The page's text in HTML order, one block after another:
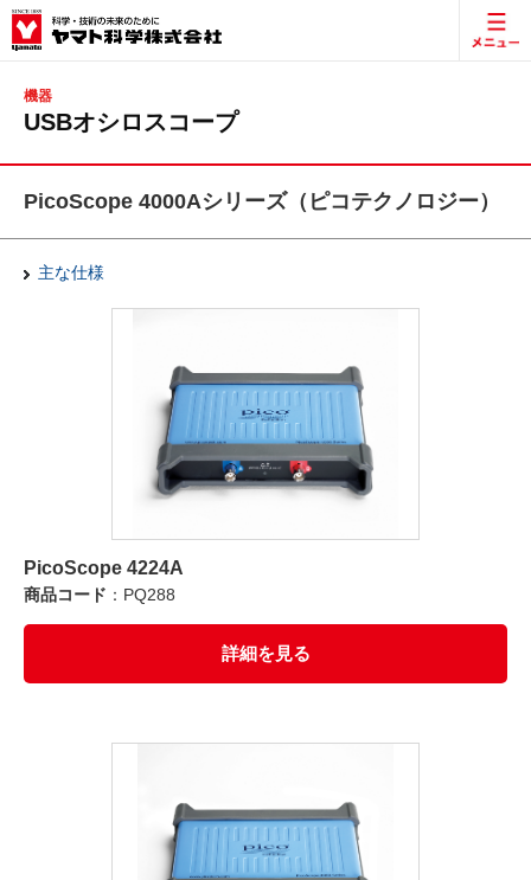
機器
USBオシロスコープ
PicoScope 4000Aシリーズ（ピコテクノロジー）
主な仕様
PicoScope 4224A
商品コード ：PQ288
詳細を見る